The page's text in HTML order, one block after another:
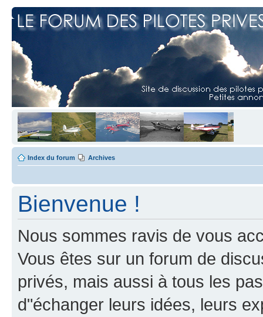
Index du forum Archives
Bienvenue !
Nous sommes ravis de vous
Vous êtes sur un forum de
privés, mais aussi à tous les
d"échanger leurs idées, leurs